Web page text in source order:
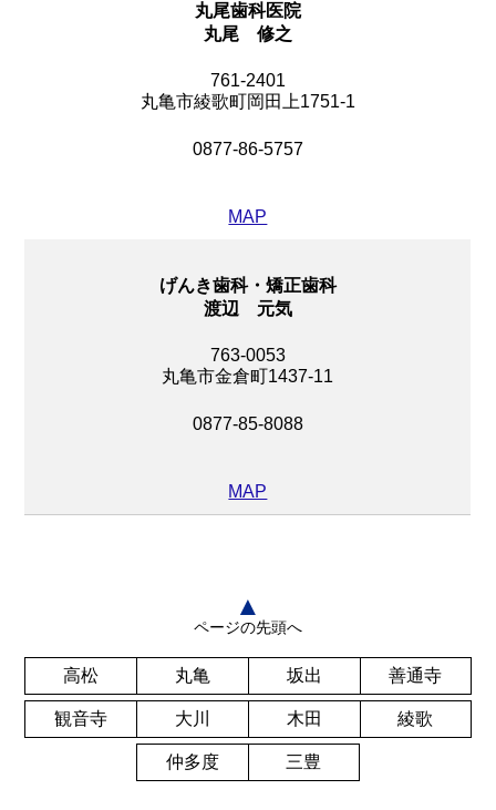
丸尾歯科医院
丸尾 修之
761-2401
丸亀市綾歌町岡田上1751-1
0877-86-5757
MAP
げんき歯科・矯正歯科
渡辺 元気
763-0053
丸亀市金倉町1437-11
0877-85-8088
MAP
▲
ページの先頭へ
高松 丸亀 坂出 善通寺
観音寺 大川 木田 綾歌
仲多度 三豊